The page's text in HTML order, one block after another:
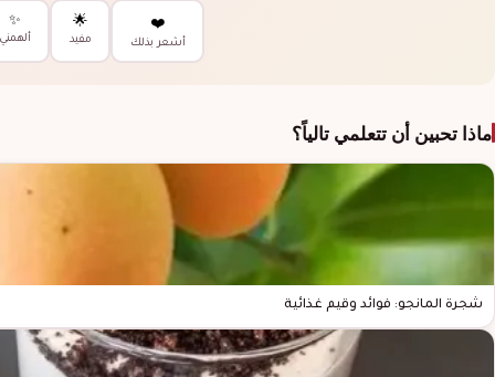
❤️
أشعر بذلك
🌟
مفيد
✨
ماذا تحبين أن تتعلمي تالياً؟
شجرة المانجو: فوائد وقيم غذائية